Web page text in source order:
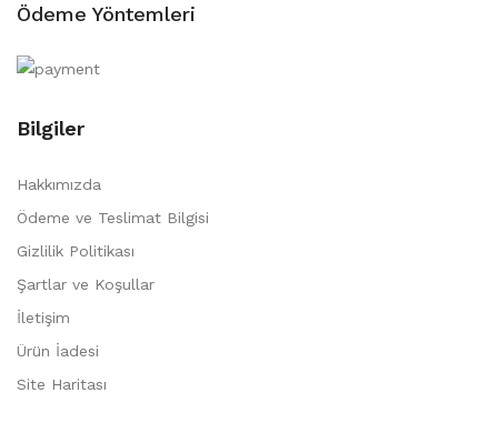
Ödeme Yöntemleri
Bilgiler
Hakkımızda
Ödeme ve Teslimat Bilgisi
Gizlilik Politikası
Şartlar ve Koşullar
İletişim
Ürün İadesi
Site Haritası